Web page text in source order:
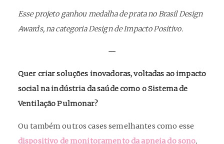
Esse projeto ganhou medalha de prata no Brasil Design
Awards, na categoria Design de Impacto Positivo.
—
Quer criar soluções inovadoras, voltadas ao impacto
social na indústria da saúde como o Sistema de
Ventilação Pulmonar?
Ou também outros cases semelhantes como esse
dispositivo de monitoramento da apneia do sono,